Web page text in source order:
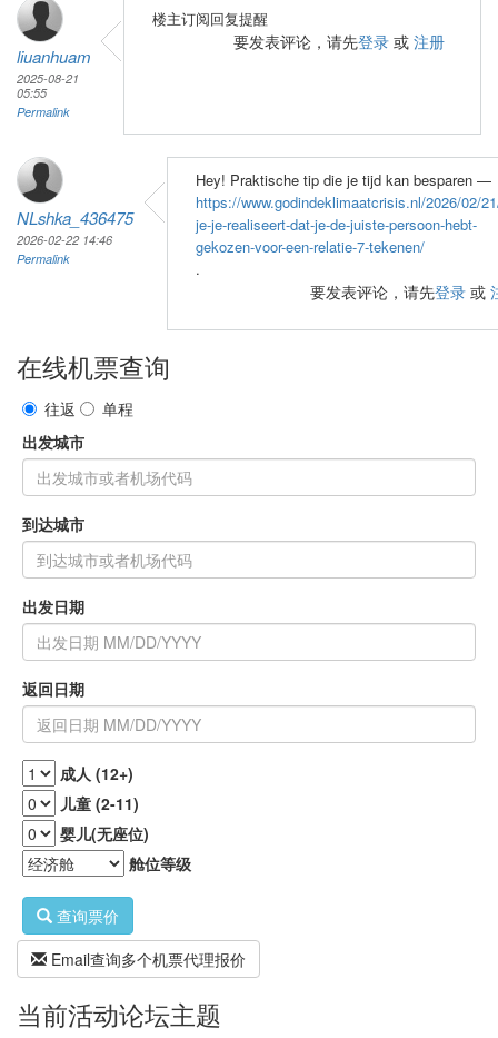
liuanhuam
2025-08-21
05:55
Permalink
楼主订阅回复提醒
要发表评论，请先登录 或 注册
NLshka_436475
2026-02-22 14:46
Permalink
Hey! Praktische tip die je tijd kan besparen —
https://www.godindeklimaatcrisis.nl/2026/02/
je-je-realiseert-dat-je-de-juiste-persoon-hebt-
gekozen-voor-een-relatie-7-tekenen/
.
要发表评论，请先登录 或
在线机票查询
往返
单程
出发城市
到达城市
出发日期
返回日期
成人 (12+)
儿童 (2-11)
婴儿(无座位)
舱位等级
查询票价
Email查询多个机票代理报价
当前活动论坛主题